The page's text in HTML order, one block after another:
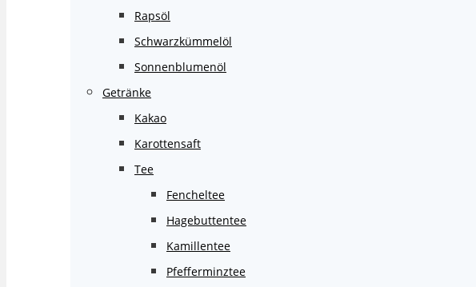
Rapsöl
Schwarzkümmelöl
Sonnenblumenöl
Getränke
Kakao
Karottensaft
Tee
Fencheltee
Hagebuttentee
Kamillentee
Pfefferminztee